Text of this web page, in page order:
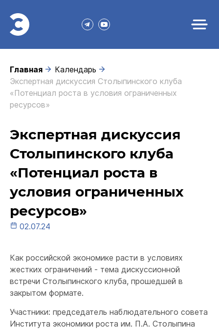
Главная
Календарь
Экспертная дискуссия Столыпинского клуба
«Потенциал роста в условия ограниченных
ресурсов»
Экспертная дискуссия
Столыпинского клуба
«Потенциал роста в
условия ограниченных
ресурсов»
02.07.24
Как российской экономике расти в условиях
жестких ограничений - тема дискуссионной
встречи Столыпинского клуба, прошедшей в
закрытом формате.
Участники: председатель наблюдательного совета
Института экономики роста им. П.А. Столыпина